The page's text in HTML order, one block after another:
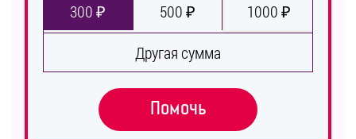
300 ₽ 500 ₽
1000 ₽
Другая сумма
Помочь